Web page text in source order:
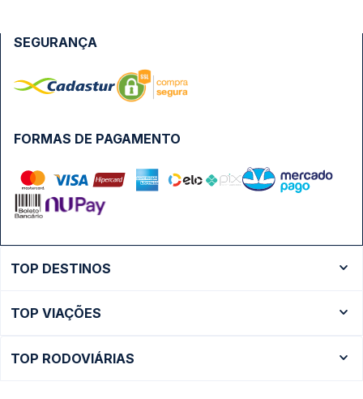
FORMAS DE PAGAMENTO
SEGURANÇA
TOP DESTINOS
Ônibus São Paulo
TOP VIAÇÕES
TOP RODOVIÁRIAS